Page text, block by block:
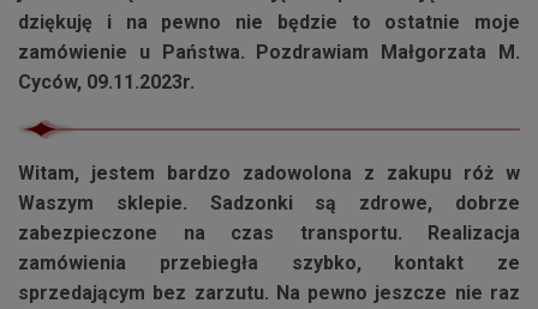
dziękuję i na pewno nie będzie to ostatnie moje
zamówienie u Państwa. Pozdrawiam Małgorzata M.
Cyców, 09.11.2023r.
Witam, jestem bardzo zadowolona z zakupu róż w
Waszym sklepie. Sadzonki są zdrowe, dobrze
zabezpieczone na czas transportu. Realizacja
zamówienia przebiegła szybko, kontakt ze
sprzedającym bez zarzutu. Na pewno jeszcze nie raz